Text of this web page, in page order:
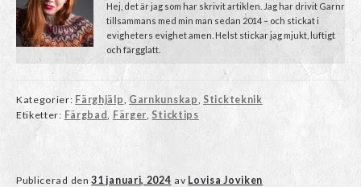
Hej, det är jag som har skrivit artiklen. Jag har drivit Garnr
tillsammans med min man sedan 2014 – och stickat i
evigheters evighet amen. Helst stickar jag mjukt, luftigt
och färgglatt.
Kategorier: Färghjälp Garnkunskap Stickteknik
Etiketter: Färgbad Färger Sticktips
Publicerad den31 januari, 2024 av Lovisa Joviken